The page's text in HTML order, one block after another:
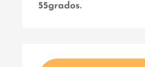
55grados.